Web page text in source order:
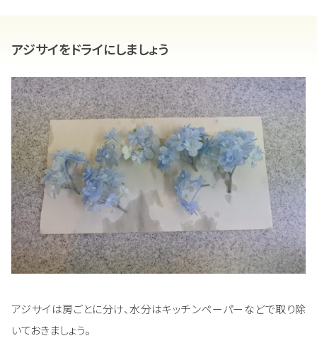
アジサイをドライにしましょう
アジサイは房ごとに分け、水分はキッチンペーパーなどで取り除
いておきましょう。